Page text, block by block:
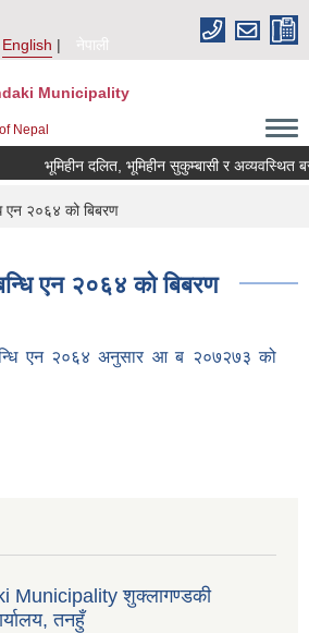
English
नेपाली
Municipality
Nepal
भूमिहीन दलित, भूमिहीन सुकुम्बासी र अव्यवस्थित
एन २०६४ को बिबरण
एन २०६४ को बिबरण
एन २०६४ अनुसार आ ब २०७२७३ को
Municipality शुक्लागण्डकी
तनहुँ